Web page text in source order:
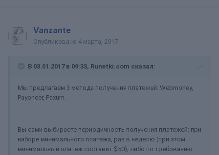
Vanzante
Опубликовано 4 марта, 2017
В 03.01.2017 в 09:33, Runetki.com сказал:
Мы предлагаем 3 метода получения платежей: Webmoney,
Payoneer, Paxum.
Вы сами выбираете периодичность получения платежей: при
наборе минимального платежа, раз в неделю (при этом
минимальный платеж составит $50), либо по требованию.